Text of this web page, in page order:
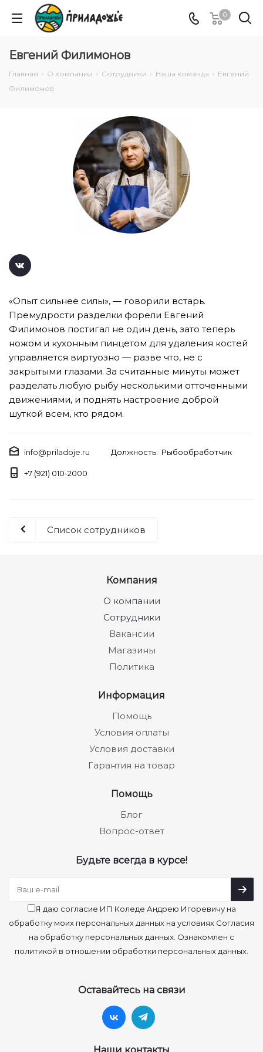
0
Евгений Филимонов
Главная - О компании - Сотрудники - Наша команда - Евгений
Филимонов
«Опыт сильнее силы», — говорили встарь.
Премудрости разделки форели Евгений
Филимонов постигал не один день, зато теперь
ножом и кухонным пинцетом для удаления костей
управляется виртуозно — разве что, не с
закрытыми глазами. За считанные минуты может
разделать любую рыбу несколькими отточенными
движениями, и поднять настроение доброй
шуткой всем, кто рядом.
info@priladoje.ru Должность: Рыбообработчик
+7 (921) 010-2000
Список сотрудников
Компания
О компании
Сотрудники
Вакансии
Магазины
Политика
Информация
Помощь
Условия оплаты
Условия доставки
Гарантия на товар
Помощь
Блог
Вопрос-ответ
Будьте всегда в курсе!
Я даю согласие ИП Коледе Андрею Игоревичу на
обработку моих персональных данных на условиях Согласия
на обработку персональных данных. Ознакомлен с
политикой в отношении обработки персональных данных.
Оставайтесь на связи
Наши контакты